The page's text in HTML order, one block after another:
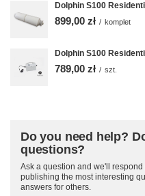
Dolphin S100
899,00 zł / komplet
Dolphin S100
789,00 zł / szt.
Do you need help?
questions?
Ask a question and we'll respond
publishing the most interesting
answers for others.